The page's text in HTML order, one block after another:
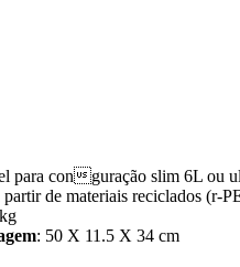
para conguração slim 6L ou
de materiais reciclados (r-
: 50 X 11.5 X 34 cm